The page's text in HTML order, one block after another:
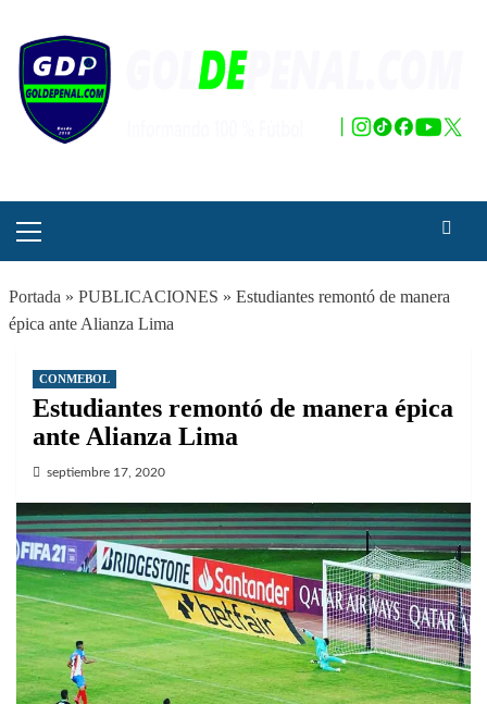
contenido
principal
Portada » PUBLICACIONES » Estudiantes remontó de manera
épica ante Alianza Lima
CONMEBOL
Estudiantes remontó de manera épica
ante Alianza Lima
septiembre 17, 2020